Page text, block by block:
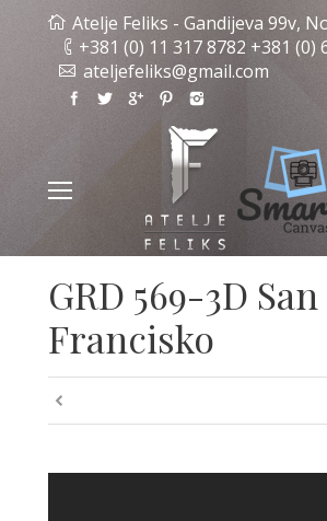
Atelje Feliks - Gandijeva 99v,
+381 (0) 11 317 8782 +381 (0)
ateljefeliks@gmail.com
GRD 569-3D San
Francisko